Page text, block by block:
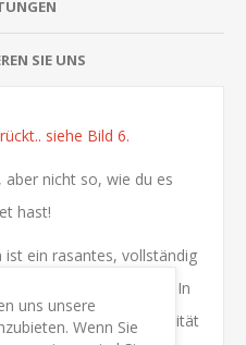
SIE UNS
siehe Bild 6.
nicht so, wie du es
hast!
ein rasantes, vollständig
für 1–4 Spieler. In
Ihre Kollegen die Integrität
uns unsere
Wenn Sie